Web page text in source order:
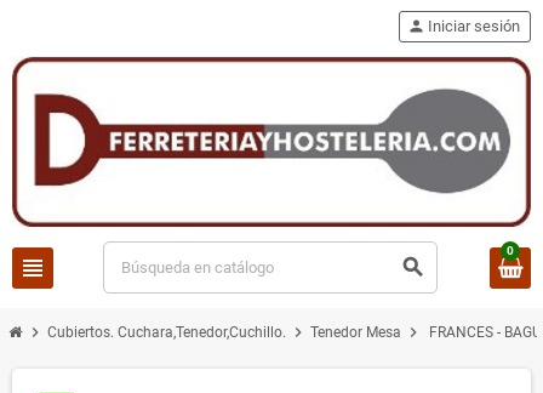
view_headline search
person Iniciar sesión
0
chevron_right Cubiertos. Cuchara,Tenedor,Cuchillo. chevron_right Tenedor Mesa chevron_right FRANCES -